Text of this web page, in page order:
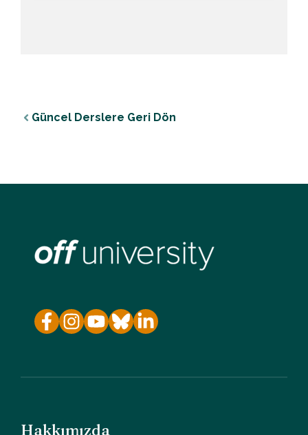
Güncel Derslere Geri Dön
Hakkımızda